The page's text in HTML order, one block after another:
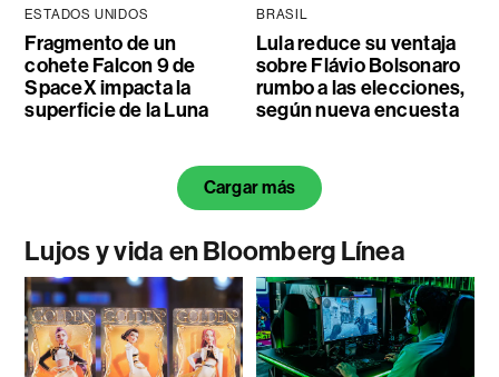
ESTADOS UNIDOS
Fragmento de un
cohete Falcon 9 de
SpaceX impacta la
superficie de la Luna
BRASIL
Lula reduce su ventaja
sobre Flávio Bolsonaro
rumbo a las elecciones,
según nueva encuesta
Cargar más
Lujos y vida en Bloomberg Línea